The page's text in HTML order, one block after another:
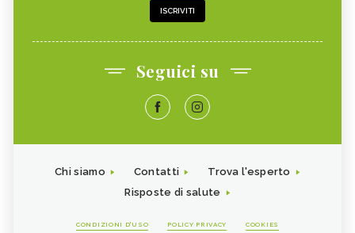
ISCRIVITI
Seguici su
Chi siamo Contatti
Trova l'esperto
Risposte di salute
CONDIZIONI D'USO POLICY PRIVACY COOKIES